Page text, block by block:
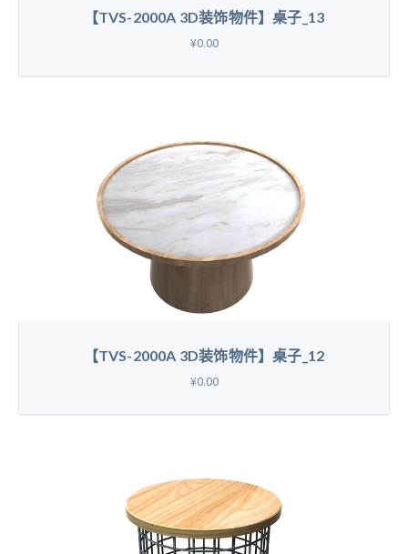
【TVS-2000A 3D装饰物件】桌子_13
¥0.00
【TVS-2000A 3D装饰物件】桌子_12
¥0.00